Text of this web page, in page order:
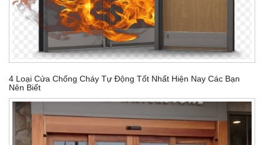
4 Loại Cửa Chống Cháy Tự Động Tốt Nhất Hiện Nay Các Bạn
Nên Biết